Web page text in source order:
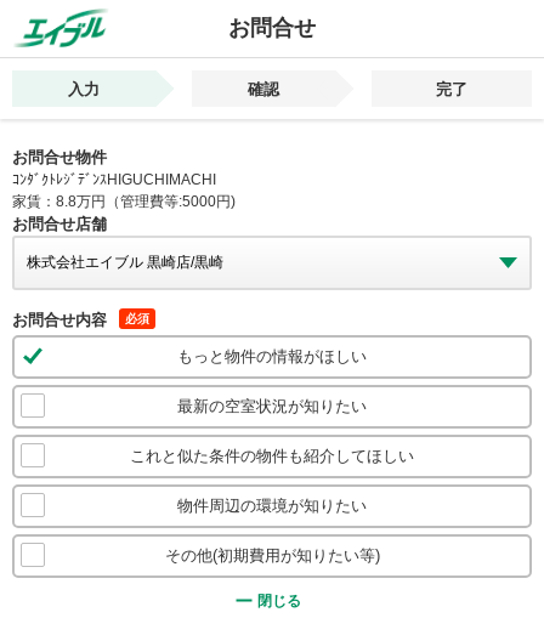
お問合せ
入力 確認 完了
お問合せ物件
ｺﾝﾀﾞｸﾄﾚｼﾞﾃﾞﾝｽHIGUCHIMACHI
家賃：8.8万円（管理費等:5000円)
お問合せ店舗
お問合せ内容 必須
もっと物件の情報がほしい
最新の空室状況が知りたい
これと似た条件の物件も紹介してほしい
物件周辺の環境が知りたい
その他(初期費用が知りたい等)
閉じる